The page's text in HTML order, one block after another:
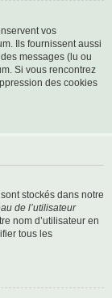
vos
Ils fournissent aussi
messages (lu ou
Si vous rencontrez
des cookies
stockés dans notre
de l’utilisateur
nom d’utilisateur en
tous les